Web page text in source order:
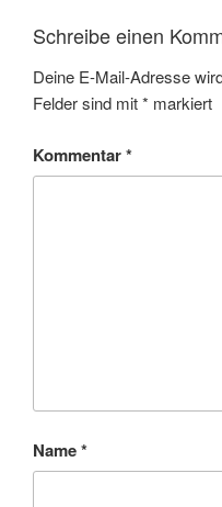
Schreibe einen
Deine E-Mail-Adresse
Felder sind mit* markiert
Kommentar*
Name*